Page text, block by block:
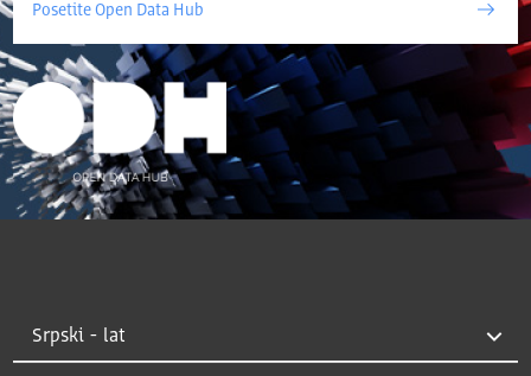
Posetite Open Data Hub